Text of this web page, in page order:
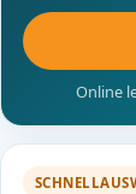
Online